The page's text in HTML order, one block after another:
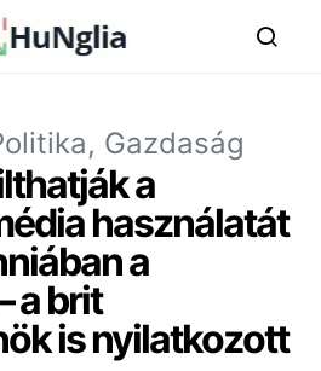
Gazdaság
a
használatát
a
a brit
is nyilatkozott